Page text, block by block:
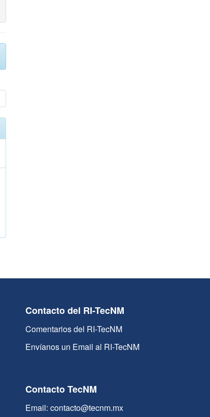
Contacto del RI-TecNM
Comentarios del RI-TecNM
Envíanos un Email al RI-TecNM
Contacto TecNM
Email: contacto@tecnm.mx